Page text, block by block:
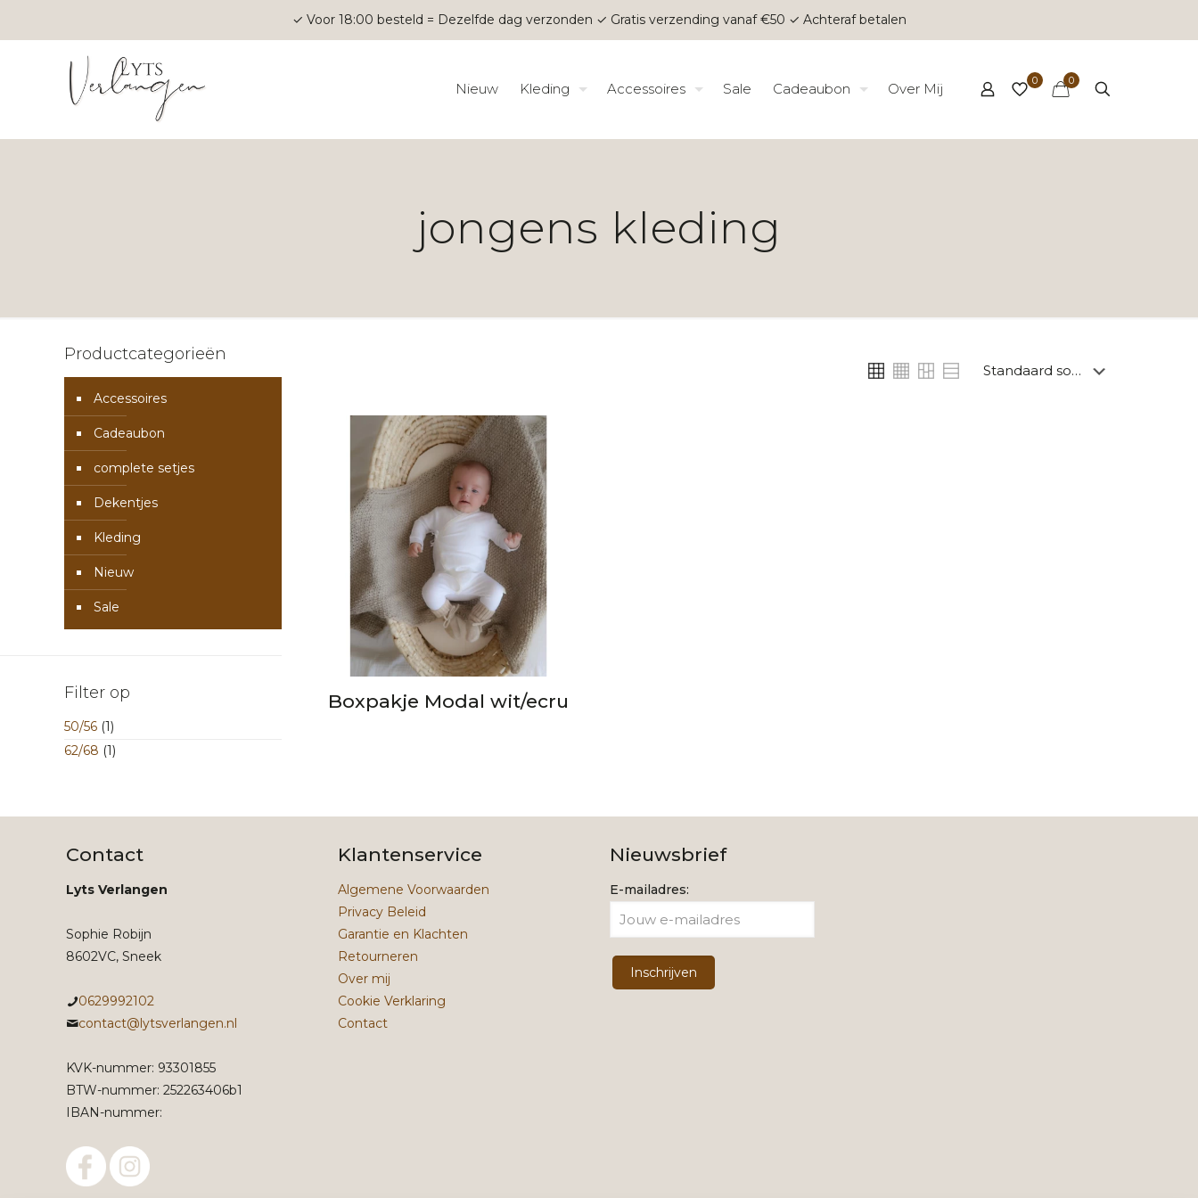
✓ Voor 18:00 besteld = Dezelfde dag verzonden ✓ Gratis verzending vanaf €50 ✓ Achteraf betalen
Nieuw Kleding Accessoires Sale Cadeaubon Over Mij 0 0
jongens kleding
Boxpakje Modal wit/ecru
Productcategorieën
Accessoires
Cadeaubon
complete setjes
Dekentjes
Kleding
Nieuw
Sale
Filter op
50/56 (1)
62/68 (1)
Contact
Lyts Verlangen
Sophie Robijn
8602VC, Sneek
0629992102
contact@lytsverlangen.nl
KVK-nummer: 93301855
BTW-nummer: 252263406b1
IBAN-nummer:
Klantenservice
Algemene Voorwaarden
Privacy Beleid
Garantie en Klachten
Retourneren
Over mij
Cookie Verklaring
Contact
Nieuwsbrief
E-mailadres: